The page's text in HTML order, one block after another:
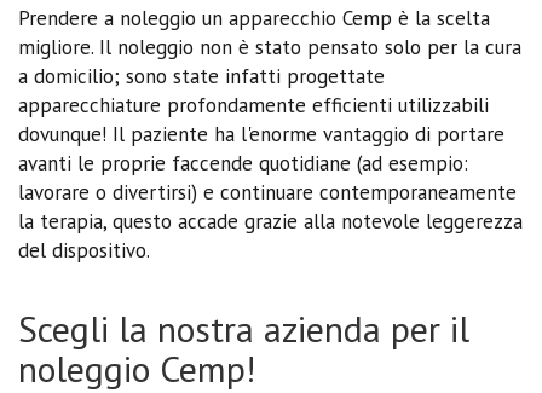
Prendere a noleggio un apparecchio Cemp è la scelta
migliore. Il noleggio non è stato pensato solo per la cura
a domicilio; sono state infatti progettate
apparecchiature profondamente efficienti utilizzabili
dovunque! Il paziente ha l'enorme vantaggio di portare
avanti le proprie faccende quotidiane (ad esempio:
lavorare o divertirsi) e continuare contemporaneamente
la terapia, questo accade grazie alla notevole leggerezza
del dispositivo.
Scegli la nostra azienda per il
noleggio Cemp!